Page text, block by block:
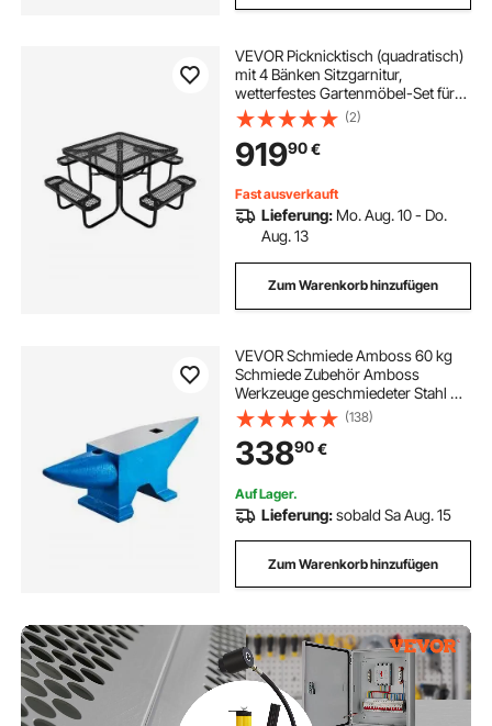
VEVOR Picknicktisch (quadratisch)
mit 4 Bänken Sitzgarnitur,
wetterfestes Gartenmöbel-Set für
Terrasse, beschichtete Stahltische
mit Loch für Schirm, Gartengarnitur
für Hinterhof Veranda (schwarz)
(2)
91990€
Fast ausverkauft
Lieferung: Mo. Aug. 10 - Do.
Aug. 13
Zum Warenkorb hinzufügen
VEVOR Schmiede Amboss 60 kg
Schmiede Zubehör Amboss
Werkzeuge geschmiedeter Stahl mit
rundem und quadratischem Loch
robust
(138)
33890€
Auf Lager.
Lieferung:sobald Sa Aug. 15
Zum Warenkorb hinzufügen